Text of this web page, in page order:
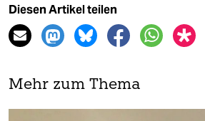
Diesen Artikel teilen
Mehr zum Thema